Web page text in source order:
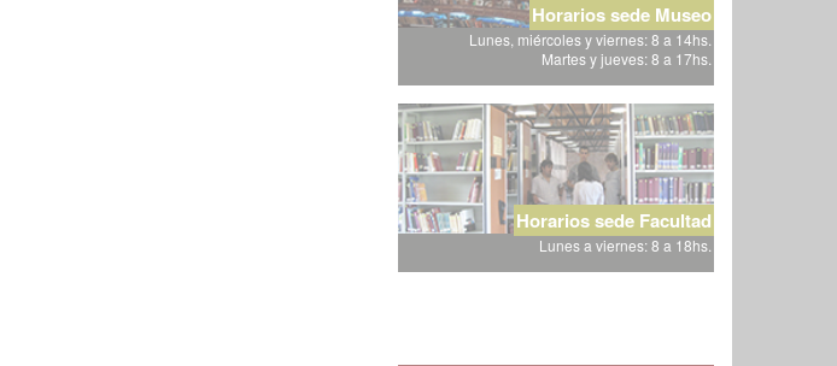
Horarios sede Museo
Lunes, miércoles y viernes: 8 a 14hs.
Martes y jueves: 8 a 17hs.
Horarios sede Facultad
Lunes a viernes: 8 a 18hs.